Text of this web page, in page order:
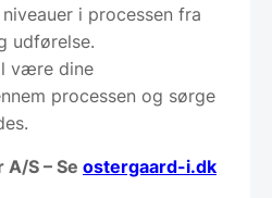
i processen fra
udførelse.
være dine
processen og sørge
S – Se ostergaard-i.dk